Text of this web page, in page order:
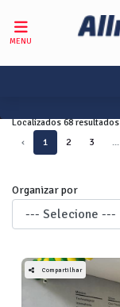
MENU
Localizados 68 resultados
‹
1 2 3 ...
Organizar por
Compartilhar